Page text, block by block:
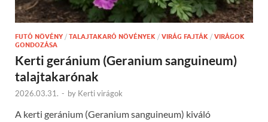
FUTÓ NÖVÉNY / TALAJTAKARÓ NÖVÉNYEK / VIRÁG FAJTÁK / VIRÁGOK
GONDOZÁSA
Kerti geránium (Geranium sanguineum)
talajtakarónak
2026.03.31. - by Kerti virágok
A kerti geránium (Geranium sanguineum) kiváló